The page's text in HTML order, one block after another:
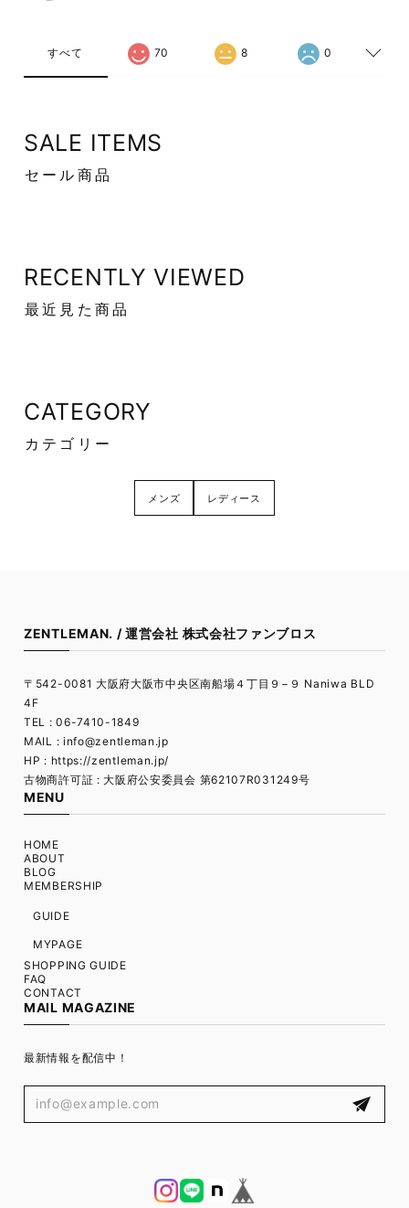
すべて 70 8 0
SALE ITEMS
セール商品
RECENTLY VIEWED
最近見た商品
CATEGORY
カテゴリー
メンズ レディース
ZENTLEMAN. / 運営会社 株式会社ファンブロス
〒542-0081 大阪府大阪市中央区南船場４丁目９−９ Naniwa BLD
4F
TEL : 06-7410-1849
MAIL : info@zentleman.jp
HP : https://zentleman.jp/
古物商許可証 : 大阪府公安委員会 第62107R031249号
MENU
HOME
ABOUT
BLOG
MEMBERSHIP
GUIDE
MYPAGE
SHOPPING GUIDE
FAQ
CONTACT
MAIL MAGAZINE
最新情報を配信中！